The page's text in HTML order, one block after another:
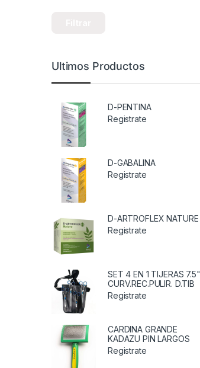
Ultimos Productos
D-PENTINA
Registrate
D-GABALINA
Registrate
D-ARTROFLEX NATURE
Registrate
SET 4 EN 1 TIJERAS 7.5"
CURV.REC.PULIR. D.TIB
Registrate
CARDINA GRANDE
KADAZU PIN LARGOS
Registrate